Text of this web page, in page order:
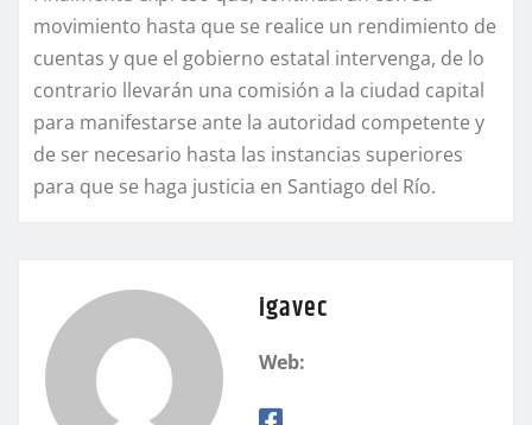
movimiento hasta que se realice un rendimiento de
cuentas y que el gobierno estatal intervenga, de lo
contrario llevarán una comisión a la ciudad capital
para manifestarse ante la autoridad competente y
de ser necesario hasta las instancias superiores
para que se haga justicia en Santiago del Río.
igavec
Web: